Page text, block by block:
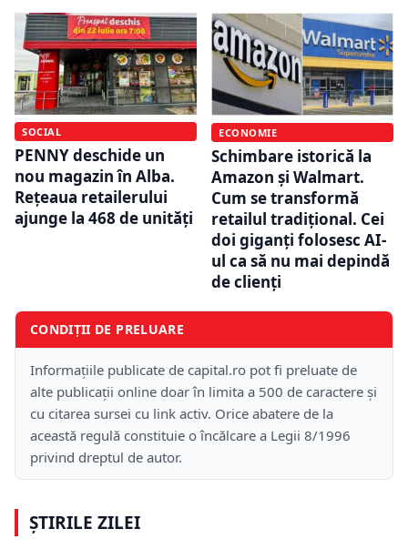
SOCIAL
PENNY deschide un
nou magazin în Alba.
Rețeaua retailerului
ajunge la 468 de unități
ECONOMIE
Schimbare istorică la
Amazon și Walmart.
Cum se transformă
retailul tradițional. Cei
doi giganți folosesc AI-
ul ca să nu mai depindă
de clienți
CONDIȚII DE PRELUARE
Informațiile publicate de capital.ro pot fi preluate de
alte publicații online doar în limita a 500 de caractere și
cu citarea sursei cu link activ. Orice abatere de la
această regulă constituie o încălcare a Legii 8/1996
privind dreptul de autor.
ȘTIRILE ZILEI